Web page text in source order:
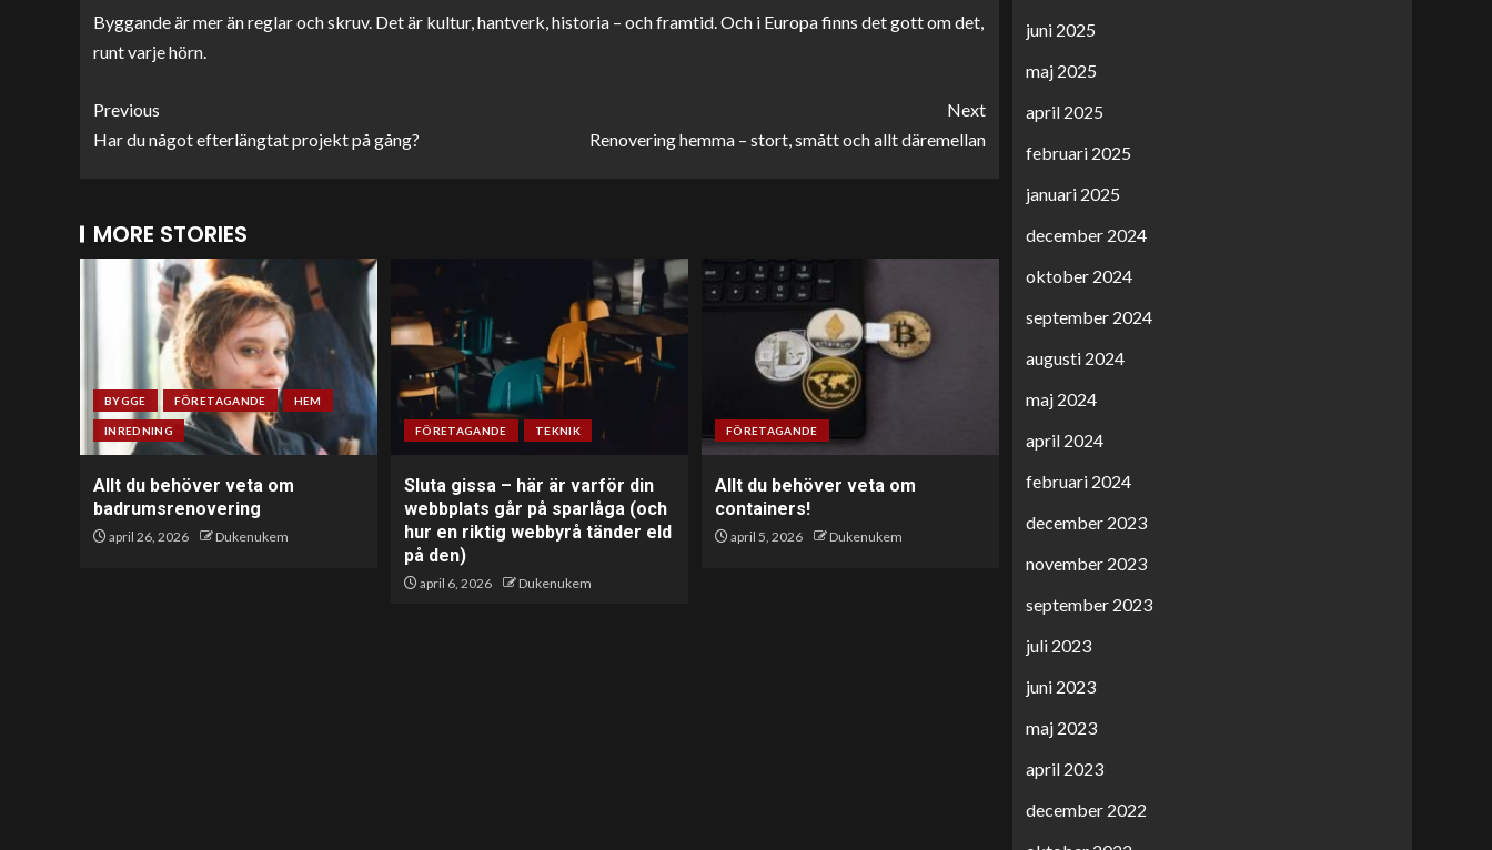
Byggande är mer än reglar och skruv. Det är kultur, hantverk, historia – och framtid. Och i Europa finns det gott om det,
runt varje hörn.
Previous
Har du något efterlängtat projekt på gång?
Next
Renovering hemma – stort, smått och allt däremellan
MORE STORIES
BYGGE FÖRETAGANDE HEM
INREDNING
Allt du behöver veta om
badrumsrenovering
april 26, 2026 Dukenukem
FÖRETAGANDE TEKNIK
Sluta gissa – här är varför din
webbplats går på sparlåga (och
hur en riktig webbyrå tänder eld
på den)
april 6, 2026 Dukenukem
FÖRETAGANDE
Allt du behöver veta om
containers!
april 5, 2026 Dukenukem
juni 2025
maj 2025
april 2025
februari 2025
januari 2025
december 2024
oktober 2024
september 2024
augusti 2024
maj 2024
april 2024
februari 2024
december 2023
november 2023
september 2023
juli 2023
juni 2023
maj 2023
april 2023
december 2022